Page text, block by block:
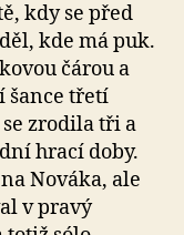
kdy se před
kde má puk.
čárou a
šance třetí
zrodila tři a
hrací doby.
Nováka, ale
v pravý